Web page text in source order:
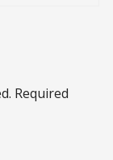
Required